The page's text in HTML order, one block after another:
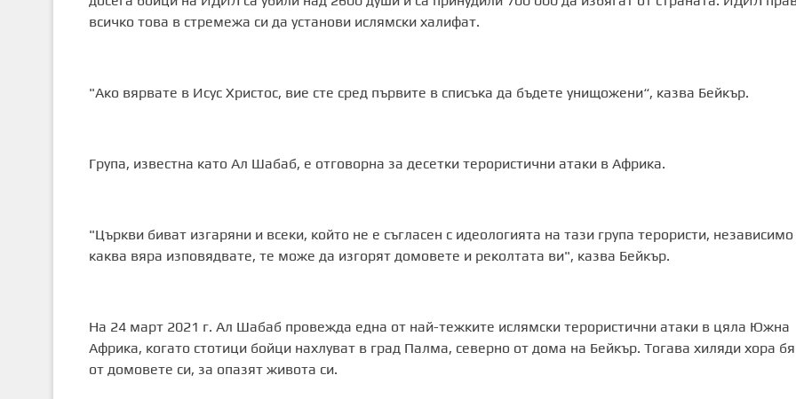
всичко това в стремежа си да установи ислямски халифат.
"Ако вярвате в Исус Христос, вие сте сред първите в списъка да бъдете унищожени“, казва Бейкър.
Група, известна като Ал Шабаб, е отговорна за десетки терористични атаки в Африка.
"Църкви биват изгаряни и всеки, който не е съгласен с идеологията на тази група терористи, независимо
каква вяра изповядвате, те може да изгорят домовете и реколтата ви", казва Бейкър.
На 24 март 2021 г. Ал Шабаб провежда една от най-тежките ислямски терористични атаки в цяла Южна
Африка, когато стотици бойци нахлуват в град Палма, северно от дома на Бейкър. Тогава хиляди хора
от домовете си, за опазят живота си.